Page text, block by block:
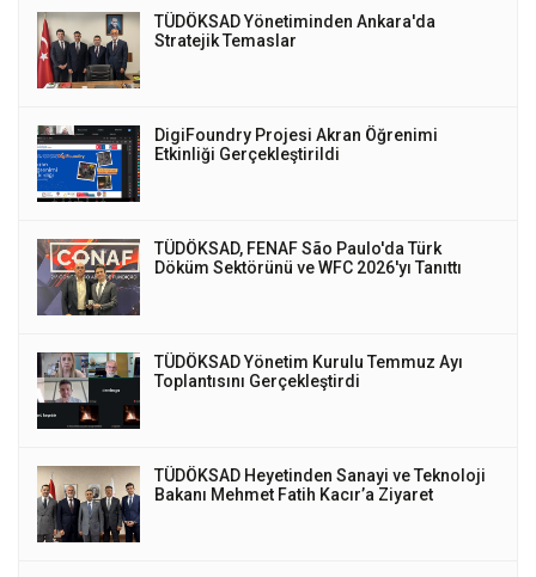
TÜDÖKSAD Yönetiminden Ankara'da
Stratejik Temaslar
DigiFoundry Projesi Akran Öğrenimi
Etkinliği Gerçekleştirildi
TÜDÖKSAD, FENAF São Paulo'da Türk
Döküm Sektörünü ve WFC 2026'yı Tanıttı
TÜDÖKSAD Yönetim Kurulu Temmuz Ayı
Toplantısını Gerçekleştirdi
TÜDÖKSAD Heyetinden Sanayi ve Teknoloji
Bakanı Mehmet Fatih Kacır’a Ziyaret